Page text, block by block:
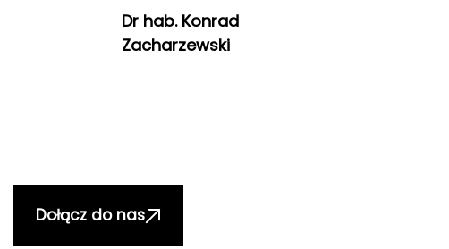
Dr hab. Konrad
Zacharzewski
Dołącz do nas